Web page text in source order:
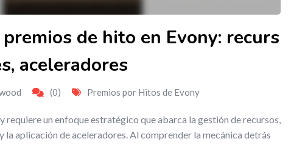
de hito en Evony: recurs
aceleradores
(0) Premios por Hitos de Evony
requiere un enfoque estratégico que abarca la gestión de recursos,
la aplicación de aceleradores. Al comprender la mecánica detrás